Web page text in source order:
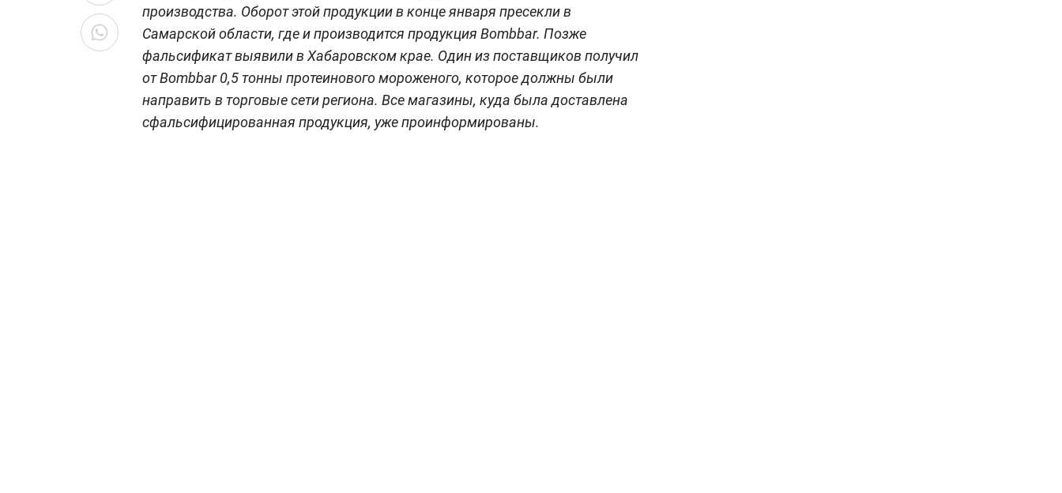
производства. Оборот этой продукции в конце января пресекли в
Самарской области, где и производится продукция Bombbar. Позже
фальсификат выявили в Хабаровском крае. Один из поставщиков получил
от Bombbar 0,5 тонны протеинового мороженого, которое должны были
направить в торговые сети региона. Все магазины, куда была доставлена
сфальсифицированная продукция, уже проинформированы.